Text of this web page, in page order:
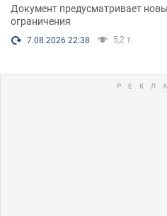
Документ предусматривает
ограничения
7.08.2026 22:38 5,2 т.